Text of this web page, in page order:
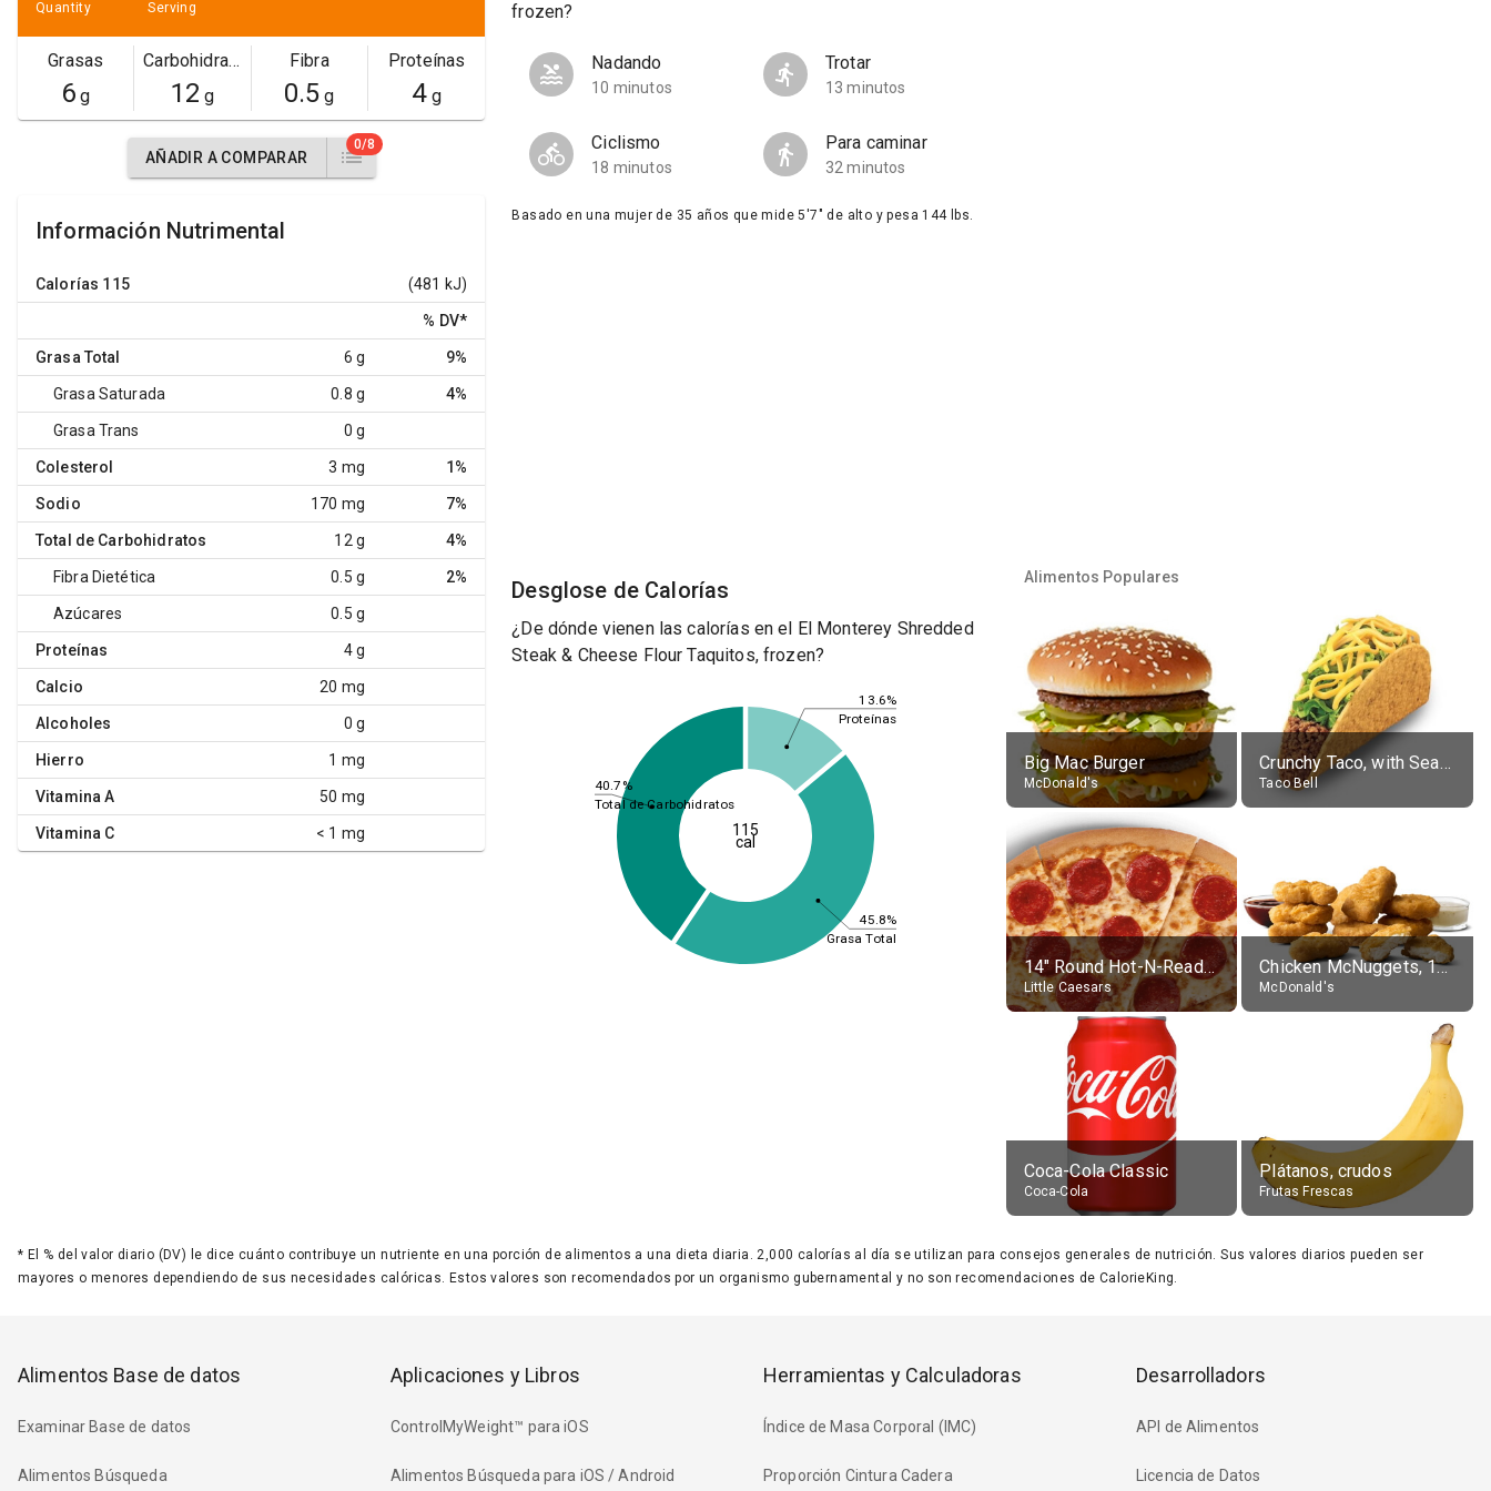
Quantity Serving
Grasas
6 g
Carbohidratos
12 g
Fibra
0.5 g
Proteínas
4g
AÑADIR A COMPARAR
0/8
Información Nutrimental
Calorías 115 (481 kJ)
% DV*
Grasa Total 6 g 9%
Grasa Saturada 0.8 g 4%
Grasa Trans 0 g
Colesterol 3 mg 1%
Sodio 170 mg 7%
Total de Carbohidratos 12 g 4%
Fibra Dietética 0.5 g 2%
Azúcares 0.5 g
Proteínas 4 g
Calcio 20 mg
Alcoholes 0 g
Hierro 1 mg
Vitamina A 50 mg
Vitamina C < 1 mg
frozen?
Nadando
10 minutos
Trotar
13 minutos
Ciclismo
18 minutos
Para caminar
32 minutos
Basado en una mujer de 35 años que mide 5'7" de alto y pesa 144 lbs.
Desglose de Calorías
¿De dónde vienen las calorías en el El Monterey Shredded
Steak & Cheese Flour Taquitos, frozen?
13.6%
45.8%
40.7%
Proteínas
Grasa Total
Total de Carbohidratos
115
cal
Alimentos Populares
Big Mac Burger
McDonald's
Crunchy Taco, with Seasoned Beef
Taco Bell
14" Round Hot-N-Ready Pepperoni Pizza
Little Caesars
Chicken McNuggets, 10 pieces, without sauce
McDonald's
Coca-Cola Classic
Coca-Cola
Plátanos, crudos
Frutas Frescas
* El % del valor diario (DV) le dice cuánto contribuye un nutriente en una porción de alimentos a una dieta diaria. 2,000 calorías al día se utilizan para consejos generales de nutrición. Sus valores diarios pueden ser
mayores o menores dependiendo de sus necesidades calóricas. Estos valores son recomendados por un organismo gubernamental y no son recomendaciones de CalorieKing.
Alimentos Base de datos
Examinar Base de datos
Alimentos Búsqueda
Aplicaciones y Libros
ControlMyWeight™ para iOS
Alimentos Búsqueda para iOS / Android
Herramientas y Calculadoras
Índice de Masa Corporal (IMC)
Proporción Cintura Cadera
Desarrolladors
API de Alimentos
Licencia de Datos